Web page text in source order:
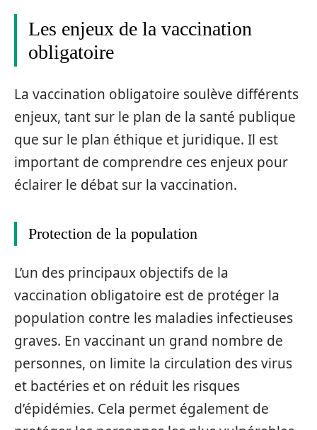
Les enjeux de la vaccination
obligatoire
La vaccination obligatoire soulève différents
enjeux, tant sur le plan de la santé publique
que sur le plan éthique et juridique. Il est
important de comprendre ces enjeux pour
éclairer le débat sur la vaccination.
Protection de la population
L’un des principaux objectifs de la
vaccination obligatoire est de protéger la
population contre les maladies infectieuses
graves. En vaccinant un grand nombre de
personnes, on limite la circulation des virus
et bactéries et on réduit les risques
d’épidémies. Cela permet également de